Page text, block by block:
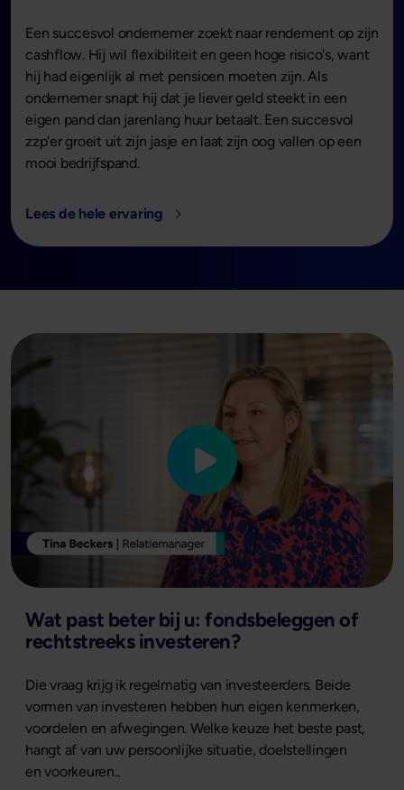
Een succesvol ondernemer zoekt naar rendement op zijn
cashflow. Hij wil flexibiliteit en geen hoge risico's, want
hij had eigenlijk al met pensioen moeten zijn. Als
ondernemer snapt hij dat je liever geld steekt in een
eigen pand dan jarenlang huur betaalt. Een succesvol
zzp'er groeit uit zijn jasje en laat zijn oog vallen op een
mooi bedrijfspand.
Lees de hele ervaring
Wat past beter bij u: fondsbeleggen of
rechtstreeks investeren?
Die vraag krijg ik regelmatig van investeerders. Beide
vormen van investeren hebben hun eigen kenmerken,
voordelen en afwegingen. Welke keuze het beste past,
hangt af van uw persoonlijke situatie, doelstellingen
en voorkeuren..